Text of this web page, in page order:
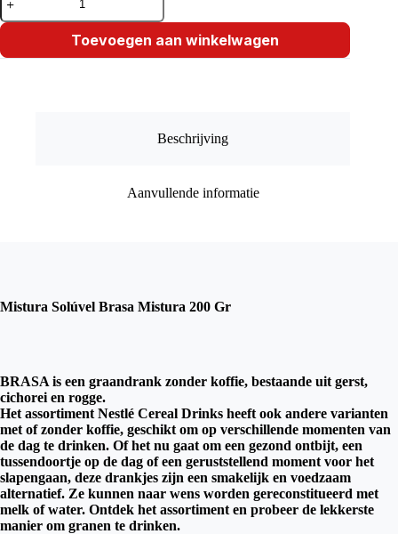
Solúvel
Brasa
200
Toevoegen aan winkelwagen
Beschrijving
Aanvullende informatie
Mistura Solúvel Brasa Mistura 200 Gr
BRASA is een graandrank zonder koffie, bestaande uit gerst,
cichorei en rogge.
Het assortiment Nestlé Cereal Drinks heeft ook andere varianten
met of zonder koffie, geschikt om op verschillende momenten van
de dag te drinken. Of het nu gaat om een ​​gezond ontbijt, een
tussendoortje op de dag of een geruststellend moment voor het
slapengaan, deze drankjes zijn een smakelijk en voedzaam
alternatief. Ze kunnen naar wens worden gereconstitueerd met
melk of water. Ontdek het assortiment en probeer de lekkerste
manier om granen te drinken.